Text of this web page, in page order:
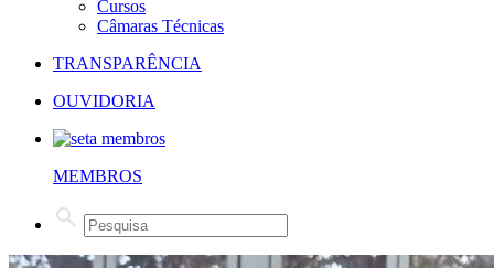
Cursos
Câmaras Técnicas
TRANSPARÊNCIA
OUVIDORIA
MEMBROS